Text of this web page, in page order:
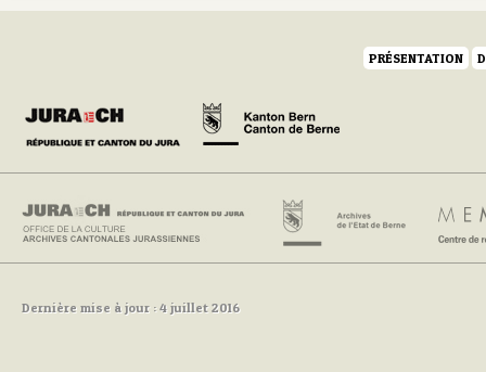
PRÉSENTATION
Dernière mise à jour : 4 juillet 2016